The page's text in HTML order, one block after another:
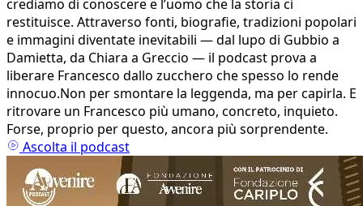
crediamo di conoscere e l’uomo che la storia ci
restituisce. Attraverso fonti, biografie, tradizioni popolari
e immagini diventate inevitabili — dal lupo di Gubbio a
Damietta, da Chiara a Greccio — il podcast prova a
liberare Francesco dallo zucchero che spesso lo rende
innocuo.Non per smontare la leggenda, ma per capirla. E
ritrovare un Francesco più umano, concreto, inquieto.
Forse, proprio per questo, ancora più sorprendente.
Ascolta il podcast